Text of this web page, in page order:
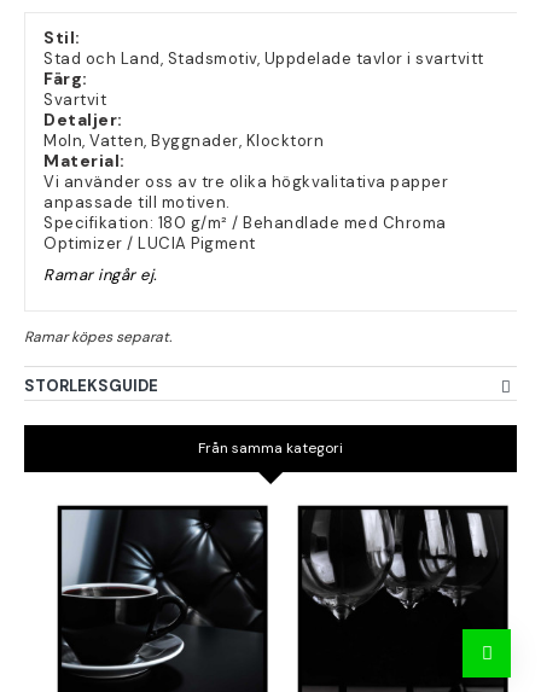
Stil:
Stad och Land, Stadsmotiv, Uppdelade tavlor i svartvitt
Färg:
Svartvit
Detaljer:
Moln, Vatten, Byggnader, Klocktorn
Material:
Vi använder oss av tre olika högkvalitativa papper
anpassade till motiven.
Specifikation: 180 g/m² / Behandlade med Chroma
Optimizer / LUCIA Pigment
Ramar ingår ej.
STORLEKSGUIDE
Från samma kategori